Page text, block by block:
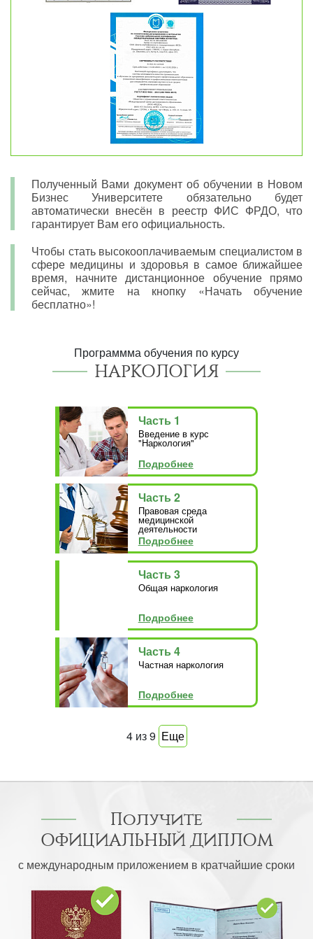
Полученный Вами документ об обучении в Новом
Бизнес Университете обязательно будет
автоматически внесён в реестр ФИС ФРДО, что
гарантирует Вам его официальность.
Чтобы стать высокооплачиваемым специалистом в
сфере медицины и здоровья в самое ближайшее
время, начните дистанционное обучение прямо
сейчас, жмите на кнопку «Начать обучение
бесплатно»!
Программма обучения по курсу
НАРКОЛОГИЯ
Часть 1
Введение в курс
"Наркология"
Подробнее
Часть 2
Правовая среда
медицинской
деятельности
Подробнее
Часть 3
Общая наркология
Подробнее
Часть 4
Частная наркология
Подробнее
4из9 Еще
Получите
ОФИЦИАЛЬНЫЙ ДИПЛОМ
с международным приложением в кратчайшие сроки